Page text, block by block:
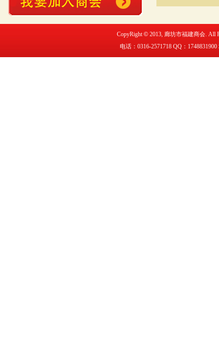
CopyRight©2013, 廊坊市福建商会. All
电话：0316-2571718 QQ： 1748831900